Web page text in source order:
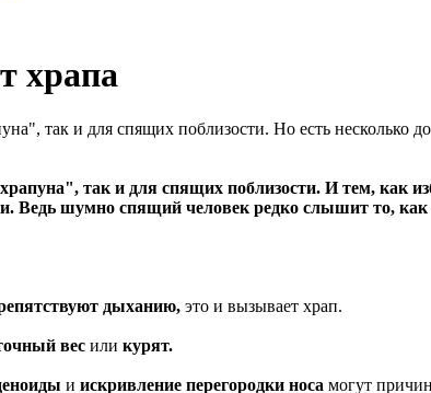
храпа
так и для спящих поблизости. Но есть несколько
так и для спящих поблизости. И тем, как
Ведь шумно спящий человек редко слышит то,
дыханию, это и вызывает храп.
вес или курят.
и искривление перегородки носа могут